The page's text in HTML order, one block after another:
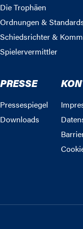
Die Trophäen
Ordnungen &
Schiedsrichter &
Spielervermittler
PRESSE
Pressespiegel
Downloads